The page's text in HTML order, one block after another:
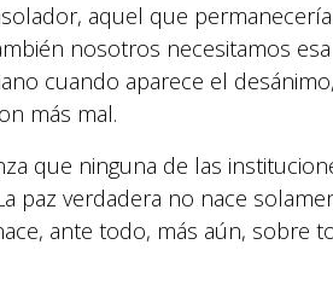
aquel que
nosotros necesitamos esa
cuando aparece el
más mal.
que ninguna de las
paz verdadera no nace
ante todo, más aún, sobre